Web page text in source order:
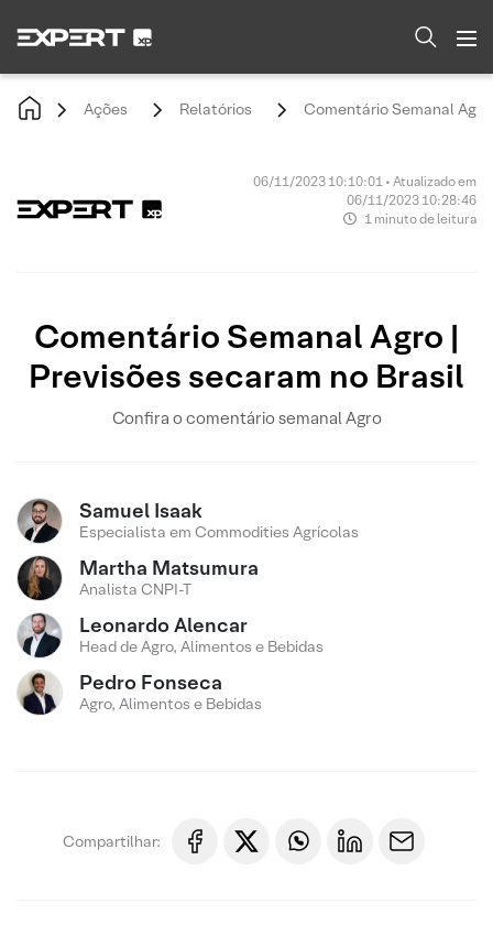
Ações Relatórios Comentário Semanal
06/11/2023 10:10:01 • Atualizado em
06/11/2023 10:28:46
1 minuto de leitura
Comentário Semanal Agro |
Previsões secaram no Brasil
Confira o comentário semanal Agro
Samuel Isaak
Especialista em Commodities Agrícolas
Martha Matsumura
Analista CNPI-T
Leonardo Alencar
Head de Agro, Alimentos e Bebidas
Pedro Fonseca
Agro, Alimentos e Bebidas
Compartilhar: